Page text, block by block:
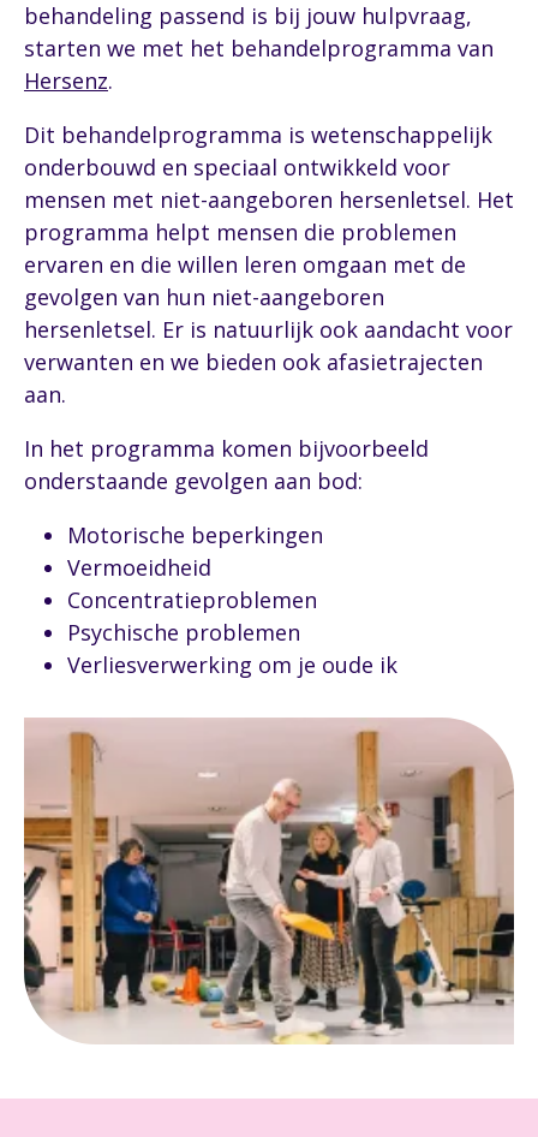
behandeling passend is bij jouw hulpvraag,
starten we met het behandelprogramma van
Hersenz.
Dit behandelprogramma is wetenschappelijk
onderbouwd en speciaal ontwikkeld voor
mensen met niet-aangeboren hersenletsel. Het
programma helpt mensen die problemen
ervaren en die willen leren omgaan met de
gevolgen van hun niet-aangeboren
hersenletsel. Er is natuurlijk ook aandacht voor
verwanten en we bieden ook afasietrajecten
aan.
In het programma komen bijvoorbeeld
onderstaande gevolgen aan bod:
Motorische beperkingen
Vermoeidheid
Concentratieproblemen
Psychische problemen
Verliesverwerking om je oude ik